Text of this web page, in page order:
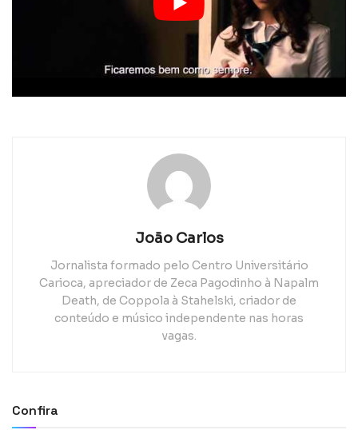
João Carlos
Jornalista formado pelo Centro Universitário
Carioca, apreciador de Zeca Pagodinho à Napalm
Death, de Coppola à Stahelski, criador de
conteúdo e músico independente nas horas
vagas.
Confira